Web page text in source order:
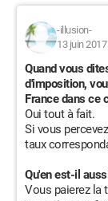
-illusion-
13 juin
Quand vous
d'imposition,
France dans ce
Oui tout à fait.
Si vous
taux
Qu'en est-il
Vous paierez la